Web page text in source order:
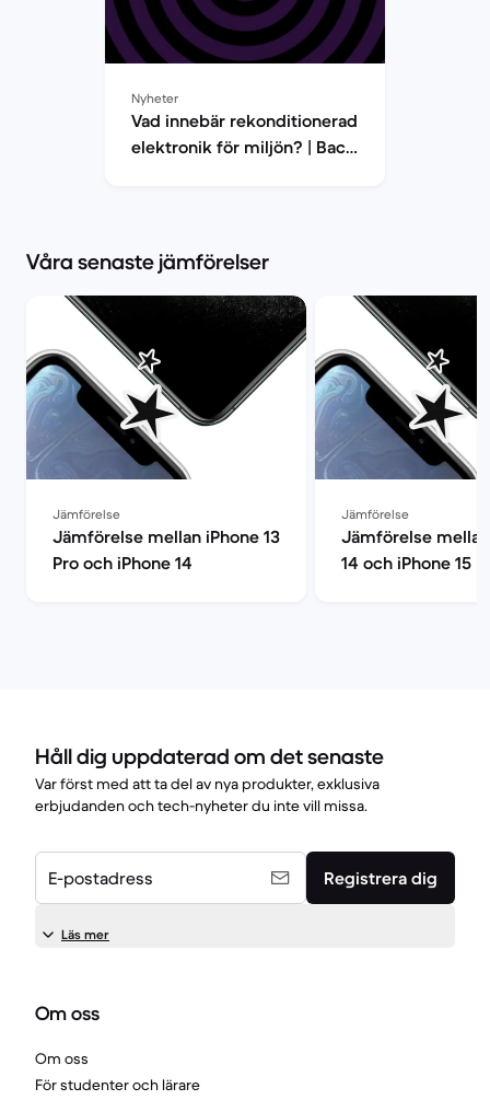
Nyheter
Vad innebär rekonditionerad
elektronik för miljön? | Back
Våra senaste jämförelser
Jämförelse
Jämförelse mellan iPhone 13
Pro och iPhone 14
Jämförelse
Jämförelse
14 och iPhone 15
Håll dig uppdaterad om det senaste
Var först med att ta del av nya produkter, exklusiva
erbjudanden och tech-nyheter du inte vill missa.
E-postadress Registrera dig
Läs mer
Om oss
Om oss
För studenter och lärare